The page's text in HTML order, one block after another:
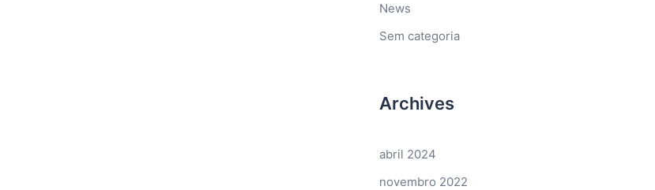
News
Sem categoria
Archives
abril 2024
novembro 2022